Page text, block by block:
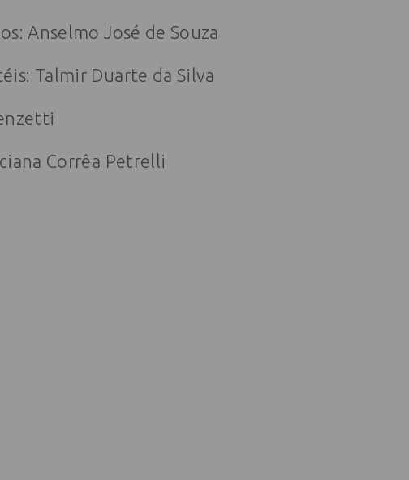
Anselmo José de Souza
Talmir Duarte da Silva
Corrêa Petrelli